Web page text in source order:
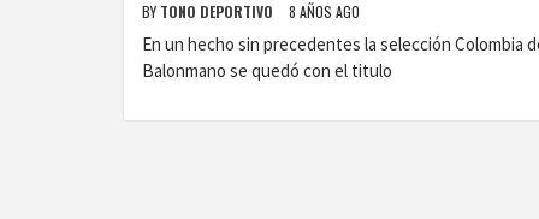
BY TONO DEPORTIVO 8 AÑOS AGO
En un hecho sin precedentes la selección Colombia
Balonmano se quedó con el titulo